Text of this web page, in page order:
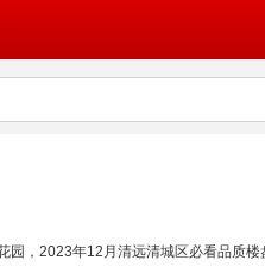
园，2023年12月清远清城区必看品质楼